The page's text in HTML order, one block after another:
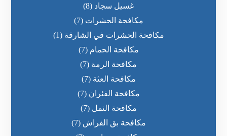
غسيل سجاد (8)
مكافحة الحشرات (7)
مكافحة الحشرات في الشارقة (1)
مكافحة الحمام (7)
مكافحة الرمة (7)
مكافحة العثة (7)
مكافحة الفئران (7)
مكافحة النمل (7)
مكافحة بق الفراش (7)